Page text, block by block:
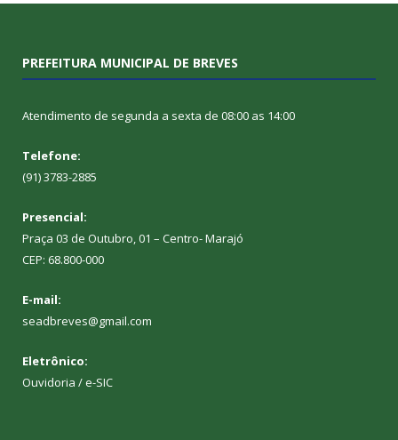
PREFEITURA MUNICIPAL DE BREVES
Atendimento de segunda a sexta de 08:00 as 14:00
Telefone:
(91) 3783-2885
Presencial:
Praça 03 de Outubro, 01 – Centro- Marajó
CEP: 68.800-000
E-mail:
seadbreves@gmail.com
Eletrônico:
Ouvidoria /e-SIC